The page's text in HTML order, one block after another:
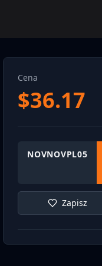
Cena
$36.17
NOVNOVPL05
Zapisz